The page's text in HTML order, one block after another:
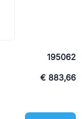
195062
€ 883,66